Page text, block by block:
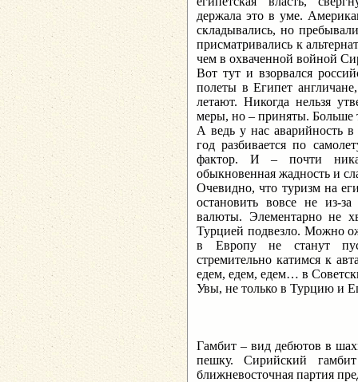
держала это в уме.
складывались, но
присматривались к
чем в охваченной войной
Вот тут и взорвался
полеты в Египет
летают. Никогда нельзя
меры, но – приняты.
А ведь у нас аварийность
год разбивается по
фактор. И – почти
обыкновенная жадность и
Очевидно, что туризм на
остановить вовсе не из-
валюты. Элементарно не
Турцией подвезло. Можно
в Европу не станут
стремительно катимся к
едем, едем, едем… в
Увы, не только в Турцию и
Гамбит – вид дебютов в
пешку. Сирийский
ближневосточная партия